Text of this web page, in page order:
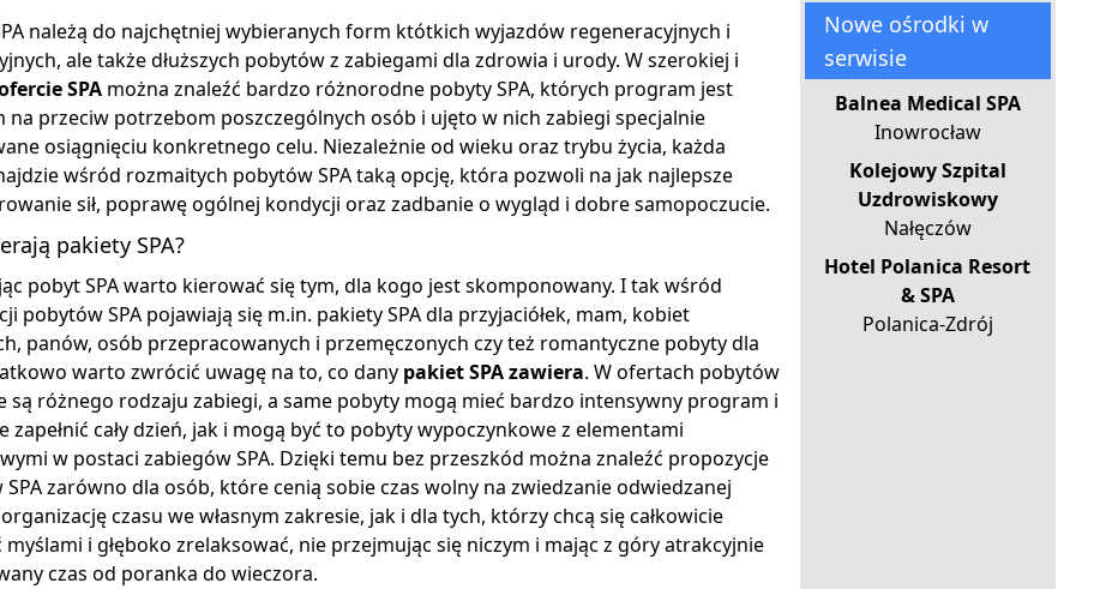
należą do najchętniej wybieranych form któtkich wyjazdów regeneracyjnych i
ale także dłuższych pobytów z zabiegami dla zdrowia i urody. W szerokiej i
SPA można znaleźć bardzo różnorodne pobyty SPA, których program jest
na przeciw potrzebom poszczególnych osób i ujęto w nich zabiegi specjalnie
osiągnięciu konkretnego celu. Niezależnie od wieku oraz trybu życia, każda
wśród rozmaitych pobytów SPA taką opcję, która pozwoli na jak najlepsze
sił, poprawę ogólnej kondycji oraz zadbanie o wygląd i dobre samopoczucie.
pakiety SPA?
pobyt SPA warto kierować się tym, dla kogo jest skomponowany. I tak wśród
pobytów SPA pojawiają się m.in. pakiety SPA dla przyjaciółek, mam, kobiet
panów, osób przepracowanych i przemęczonych czy też romantyczne pobyty dla
warto zwrócić uwagę na to, co dany pakiet SPA zawiera. W ofertach pobytów
są różnego rodzaju zabiegi, a same pobyty mogą mieć bardzo intensywny program i
zapełnić cały dzień, jak i mogą być to pobyty wypoczynkowe z elementami
w postaci zabiegów SPA. Dzięki temu bez przeszkód można znaleźć propozycje
zarówno dla osób, które cenią sobie czas wolny na zwiedzanie odwiedzanej
czasu we własnym zakresie, jak i dla tych, którzy chcą się całkowicie
i głęboko zrelaksować, nie przejmując się niczym i mając z góry atrakcyjnie
czas od poranka do wieczora.
Nowe ośrodki w
serwisie
Balnea Medical SPA
Inowrocław
Kolejowy Szpital
Uzdrowiskowy
Nałęczów
Hotel Polanica Resort
& SPA
Polanica-Zdrój